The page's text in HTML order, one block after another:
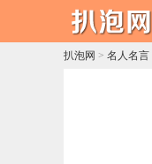
扒泡网 > 名人名言